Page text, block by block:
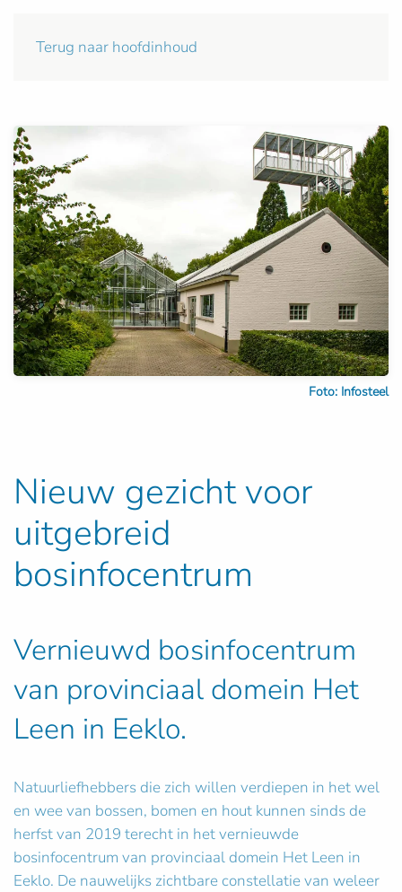
Terug naar hoofdinhoud
Foto: Infosteel
Nieuw gezicht voor
uitgebreid
bosinfocentrum
Vernieuwd bosinfocentrum
van provinciaal domein Het
Leen in Eeklo.
Natuurliefhebbers die zich willen verdiepen in het wel
en wee van bossen, bomen en hout kunnen sinds de
herfst van 2019 terecht in het vernieuwde
bosinfocentrum van provinciaal domein Het Leen in
Eeklo. De nauwelijks zichtbare constellatie van weleer